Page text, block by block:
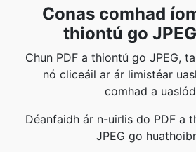
Conas comhad
thiontú go
Chun PDF a thiontú go JPEG,
nó cliceáil ar ár limistéar
comhad a
Déanfaidh ár n-uirlis do PDF a
JPEG go